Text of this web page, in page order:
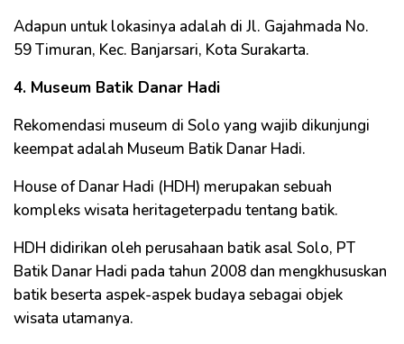
Adapun untuk lokasinya adalah di Jl. Gajahmada No.
59 Timuran, Kec. Banjarsari, Kota Surakarta.
4. Museum Batik Danar Hadi
Rekomendasi museum di Solo yang wajib dikunjungi
keempat adalah Museum Batik Danar Hadi.
House of Danar Hadi (HDH) merupakan sebuah
kompleks wisata heritageterpadu tentang batik.
HDH didirikan oleh perusahaan batik asal Solo, PT
Batik Danar Hadi pada tahun 2008 dan mengkhususkan
batik beserta aspek-aspek budaya sebagai objek
wisata utamanya.